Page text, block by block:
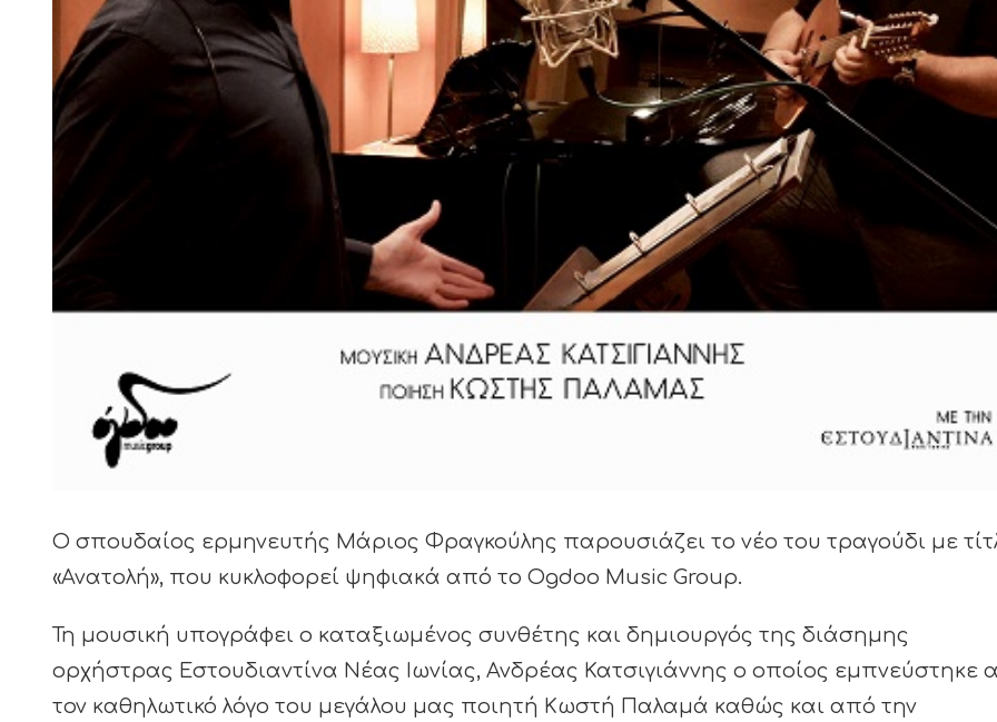
O σπουδαίος ερμηνευτής Μάριος Φραγκούλης παρουσιάζει το νέο του τραγούδι με
«Ανατολή», που κυκλοφορεί ψηφιακά από το Ogdoo Music Group.
Τη μουσική υπογράφει ο καταξιωμένος συνθέτης και δημιουργός της διάσημης
ορχήστρας Εστουδιαντίνα Νέας Ιωνίας, Ανδρέας Κατσιγιάννης ο οποίος εμπνεύστηκε
τον καθηλωτικό λόγο του μεγάλου μας ποιητή Κωστή Παλαμά καθώς και από την